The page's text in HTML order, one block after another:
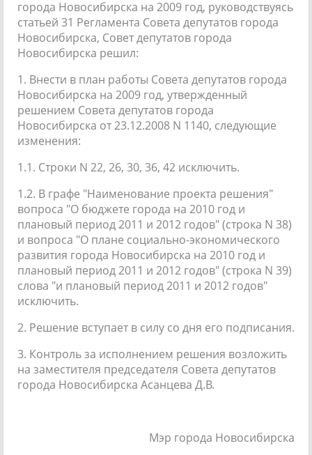
города Новосибирска на 2009 год, руководствуясь
статьей 31 Регламента Совета депутатов города
Новосибирска, Совет депутатов города
Новосибирска решил:
1. Внести в план работы Совета депутатов города
Новосибирска на 2009 год, утвержденный
решением Совета депутатов города
Новосибирска от 23.12.2008 N 1140, следующие
изменения:
1.1. Строки N 22, 26, 30, 36, 42 исключить.
1.2. В графе "Наименование проекта решения"
вопроса "О бюджете города на 2010 год и
плановый период 2011 и 2012 годов" (строка N 38)
и вопроса "О плане социально-экономического
развития города Новосибирска на 2010 год и
плановый период 2011 и 2012 годов" (строка N 39)
слова "и плановый период 2011 и 2012 годов"
исключить.
2. Решение вступает в силу со дня его подписания.
3. Контроль за исполнением решения возложить
на заместителя председателя Совета депутатов
города Новосибирска Асанцева Д.В.
Мэр города Новосибирска